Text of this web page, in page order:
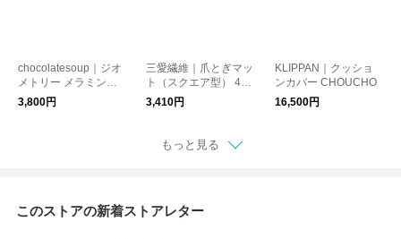
chocolatesoup｜ジオ
メトリー メラミンテ
ーブルウエアセット
食器セット【出産祝
3,800円
三愛繊維｜爪とぎマッ
ト（スクエア型） 47×
60cm
3,410円
KLIPPAN｜クッショ
ンカバー CHOUCHO
16,500円
もっと見る
このストアの新着ストアレター